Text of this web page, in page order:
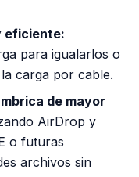
eficiente:
para igualarlos o
carga por cable.
de mayor
AirDrop y
o futuras
archivos sin